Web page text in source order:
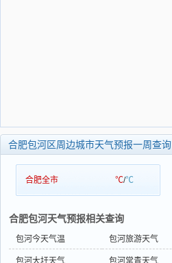
合肥包河区周边城市天气预报一周查询
合肥全市 ℃/℃
合肥包河天气预报相关查询
包河今天气温 包河旅游天气
包河大圩天气 包河常青天气